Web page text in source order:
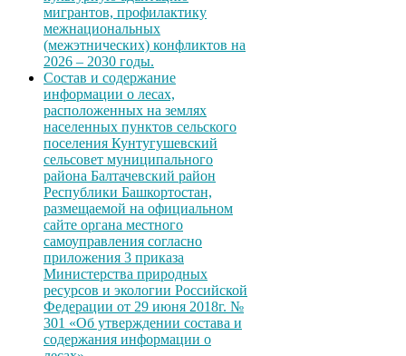
мигрантов, профилактику
межнациональных
(межэтнических) конфликтов на
2026 – 2030 годы.
Состав и содержание
информации о лесах,
расположенных на землях
населенных пунктов сельского
поселения Кунтугушевский
сельсовет муниципального
района Балтачевский район
Республики Башкортостан,
размещаемой на официальном
сайте органа местного
самоуправления согласно
приложения 3 приказа
Министерства природных
ресурсов и экологии Российской
Федерации от 29 июня 2018г. №
301 «Об утверждении состава и
содержания информации о